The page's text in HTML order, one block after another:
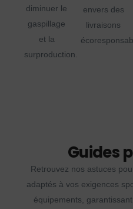
diminuer le
gaspillage
et la
surproduction.
envers des
livraisons
Guides
Retrouvez nos astuces
adaptés à vos exigences
équipements,